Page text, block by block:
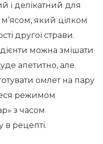
і делікатний для
який цілком
другої страви.
можна змішати
апетитно, але
омлет на пару
режимом
з часом
в рецепті.